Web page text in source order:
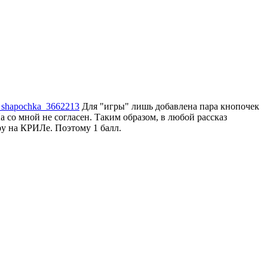
Для "игры" лишь добавлена пара кнопочек
мной не согласен. Таким образом, в любой рассказ
на КРИЛе. Поэтому 1 балл.